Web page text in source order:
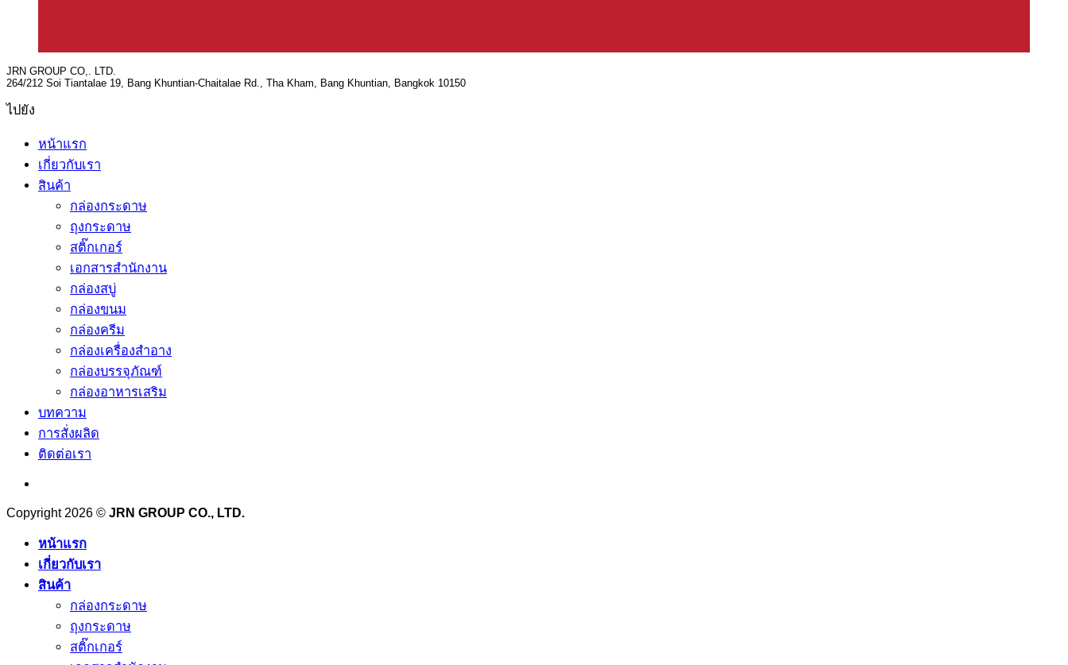
JRN GROUP CO,. LTD.
264/212 Soi Tiantalae 19, Bang Khuntian-Chaitalae Rd., Tha Kham, Bang Khuntian, Bangkok 10150
ไปยัง
หน้าแรก
เกี่ยวกับเรา
สินค้า
กล่องกระดาษ
ถุงกระดาษ
สติ๊กเกอร์
เอกสารสำนักงาน
กล่องสบู่
กล่องขนม
กล่องครีม
กล่องเครื่องสำอาง
กล่องบรรจุภัณฑ์
กล่องอาหารเสริม
บทความ
การสั่งผลิด
ติดต่อเรา
Copyright 2026 © JRN GROUP CO., LTD.
หน้าแรก
เกี่ยวกับเรา
สินค้า
กล่องกระดาษ
ถุงกระดาษ
สติ๊กเกอร์